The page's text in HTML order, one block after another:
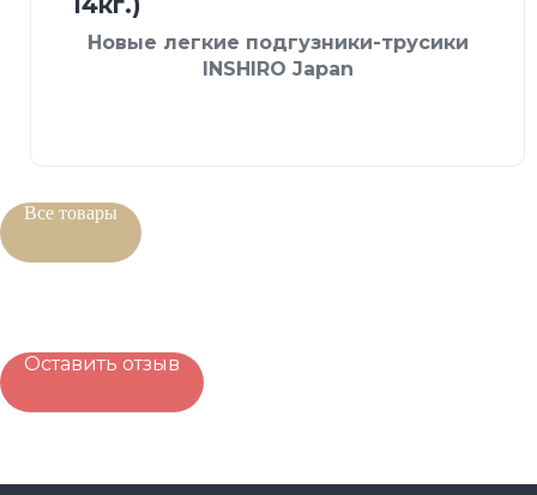
Новые легкие подгузники-трусики
INSHIRO Japan
Все товары
Оставить отзыв